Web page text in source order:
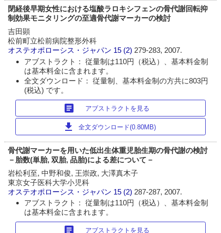
閉経後早期女性における塩酸ラロキシフェンの骨代謝回転抑
制効果モニタリングの至適骨代謝マーカーの検討
吉田顕
松前町立松前病院整形外科
オステオポローシス・ジャパン 15 (2) 279-283, 2007.
アブストラクト： 従量制は110円（税込）、基本料金制
は基本料金に含まれます。
全文ダウンロード： 従量制、基本料金制の方共に803円
(税込) です。
article アブストラクトを見る
download 全文ダウンロード(0.80MB)
骨代謝マーカーを用いた低出生体重児胎生期の骨代謝の検討
－胎数(単胎, 双胎, 品胎)による差について－
岩松利至, 中野和俊, 王崇政, 大澤真木子
東京女子医科大学小児科
オステオポローシス・ジャパン 15 (2) 287-287, 2007.
アブストラクト： 従量制は110円（税込）、基本料金制
は基本料金に含まれます。
article アブストラクトを見る